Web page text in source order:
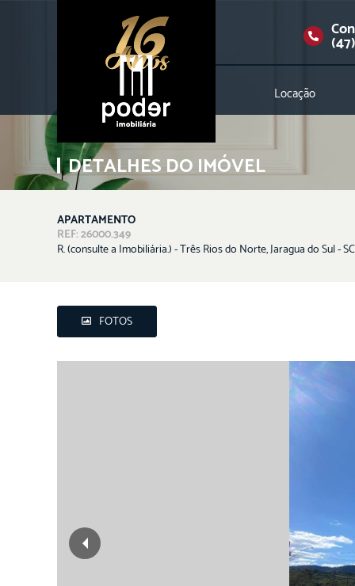
Locação
DETALHES DO IMÓVEL
APARTAMENTO
REF: 26000.349
R. (consulte a Imobiliária.) - Três Rios do Norte, Jaragua do Sul - SC
FOTOS